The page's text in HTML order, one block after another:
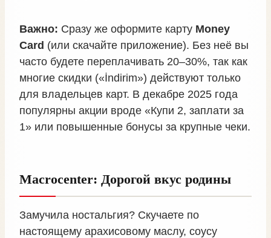
Важно: Сразу же оформите карту Money
Card (или скачайте приложение). Без неё вы
часто будете переплачивать 20–30%, так как
многие скидки («İndirim») действуют только
для владельцев карт. В декабре 2025 года
популярны акции вроде «Купи 2, заплати за
1» или повышенные бонусы за крупные чеки.
Macrocenter: Дорогой вкус родины
Замучила ностальгия? Скучаете по
настоящему арахисовому маслу, соусу